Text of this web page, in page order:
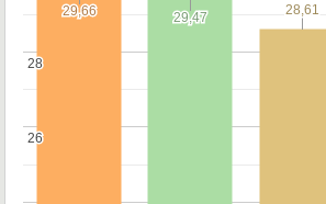
26
26
28
28
29,66
29,66 29,47
29,47 28,61
28,61